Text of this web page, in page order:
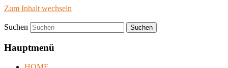
Zum Inhalt wechseln
timvanbeveren.de
Suchen
Hauptmenü